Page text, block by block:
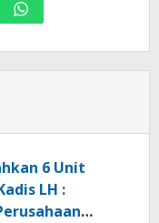
6 Unit
LH :